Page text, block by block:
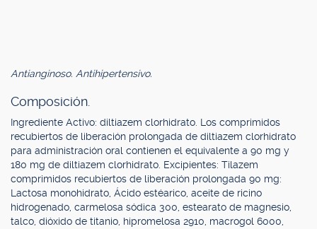
Antianginoso. Antihipertensivo.
Composición.
Ingrediente Activo: diltiazem clorhidrato. Los comprimidos
recubiertos de liberación prolongada de diltiazem clorhidrato
para administración oral contienen el equivalente a 90 mg y
180 mg de diltiazem clorhidrato. Excipientes: Tilazem
comprimidos recubiertos de liberación prolongada 90 mg:
Lactosa monohidrato, Ácido estéarico, aceite de ricino
hidrogenado, carmelosa sódica 300, estearato de magnesio,
talco, dióxido de titanio, hipromelosa 2910, macrogol 6000,